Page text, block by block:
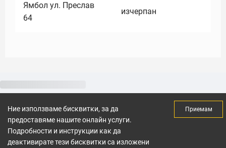
Ямбол ул. Преслав
64
изчерпан
Ние използваме бисквитки, за да
предоставяме нашите онлайн услуги.
Подробности и инструкции как да
деактивирате тези бисквитки са изложени
Приемам